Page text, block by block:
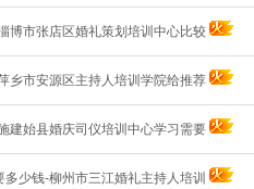
博市张店区婚礼策划培训中心比较
乡市安源区主持人培训学院给推荐
建始县婚庆司仪培训中心学习需要
少钱-柳州市三江婚礼主持人培训